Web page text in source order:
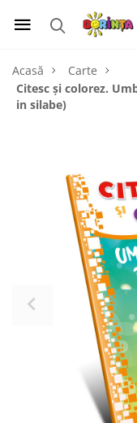
Acasă
Carte
Citesc și colorez.
in silabe)